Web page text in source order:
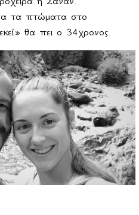
τα πτώματα στο
θα πει ο 34χρονος.